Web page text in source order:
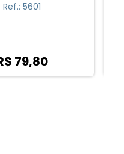
Ref.: 0986
R$ 14,32